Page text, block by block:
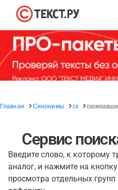
Главная Синонимы ск
Сервис
Введите слово, к которому
аналог, и нажмите на
просмотра отдельных групп